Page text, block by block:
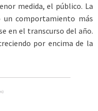
medida, el público. La
un comportamiento más
en el transcurso del año.
por encima de la